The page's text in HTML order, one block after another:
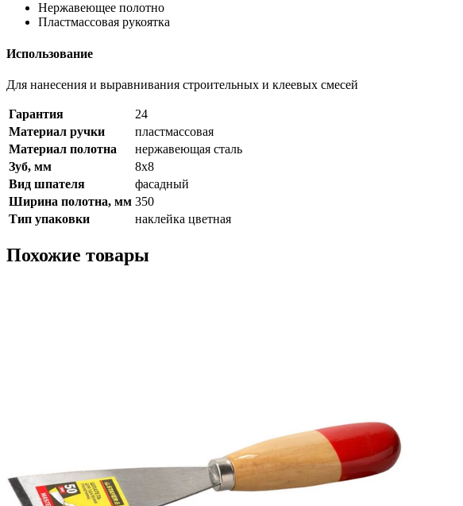
Нержавеющее полотно
Пластмассовая рукоятка
Использование
Для нанесения и выравнивания строительных и клеевых смесей
Гарантия
24
Материал ручки
пластмассовая
Материал полотна
нержавеющая сталь
Зуб, мм
8х8
Вид шпателя
фасадный
Ширина полотна, мм 350
Тип упаковки
наклейка цветная
Похожие товары